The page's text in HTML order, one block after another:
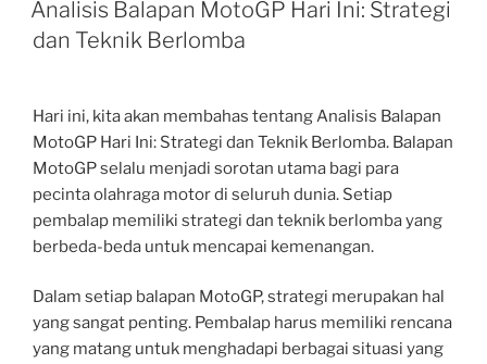
Analisis Balapan MotoGP Hari Ini: Strategi
dan Teknik Berlomba
Hari ini, kita akan membahas tentang Analisis Balapan
MotoGP Hari Ini: Strategi dan Teknik Berlomba. Balapan
MotoGP selalu menjadi sorotan utama bagi para
pecinta olahraga motor di seluruh dunia. Setiap
pembalap memiliki strategi dan teknik berlomba yang
berbeda-beda untuk mencapai kemenangan.
Dalam setiap balapan MotoGP, strategi merupakan hal
yang sangat penting. Pembalap harus memiliki rencana
yang matang untuk menghadapi berbagai situasi yang